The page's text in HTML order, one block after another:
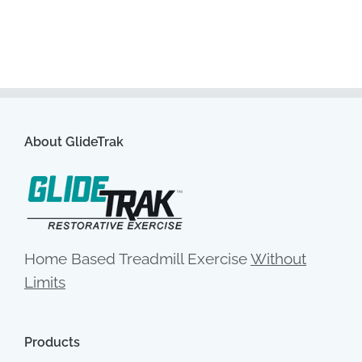
About GlideTrak
Home Based Treadmill ExerciseWithout
Limits
Products